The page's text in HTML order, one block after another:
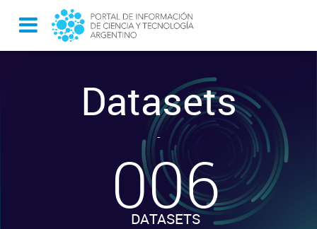
Datasets
-
006
DATASETS